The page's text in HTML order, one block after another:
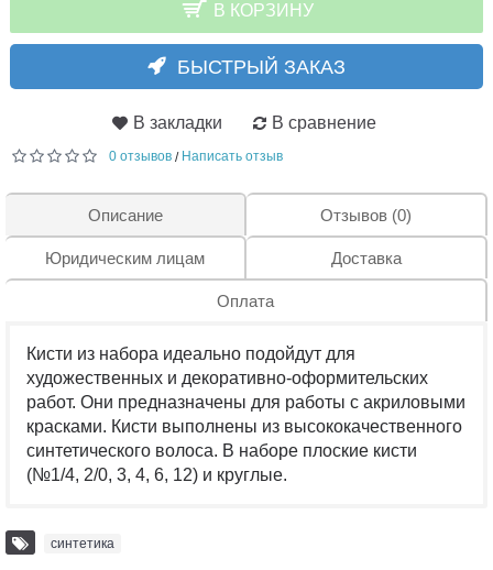
В КОРЗИНУ
БЫСТРЫЙ ЗАКАЗ
В закладки В сравнение
0 отзывов / Написать отзыв
Описание Отзывов (0)
Юридическим лицам Доставка
Оплата
Кисти из набора идеально подойдут для
художественных и декоративно-оформительских
работ. Они предназначены для работы с акриловыми
красками. Кисти выполнены из высококачественного
синтетического волоса. В наборе плоские кисти
(№1/4, 2/0, 3, 4, 6, 12) и круглые.
синтетика